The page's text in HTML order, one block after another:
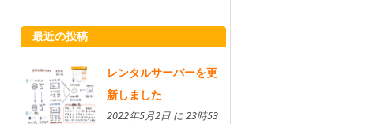
最近の投稿
レンタルサーバーを更
新しました
2022年5月2日 に 23時53